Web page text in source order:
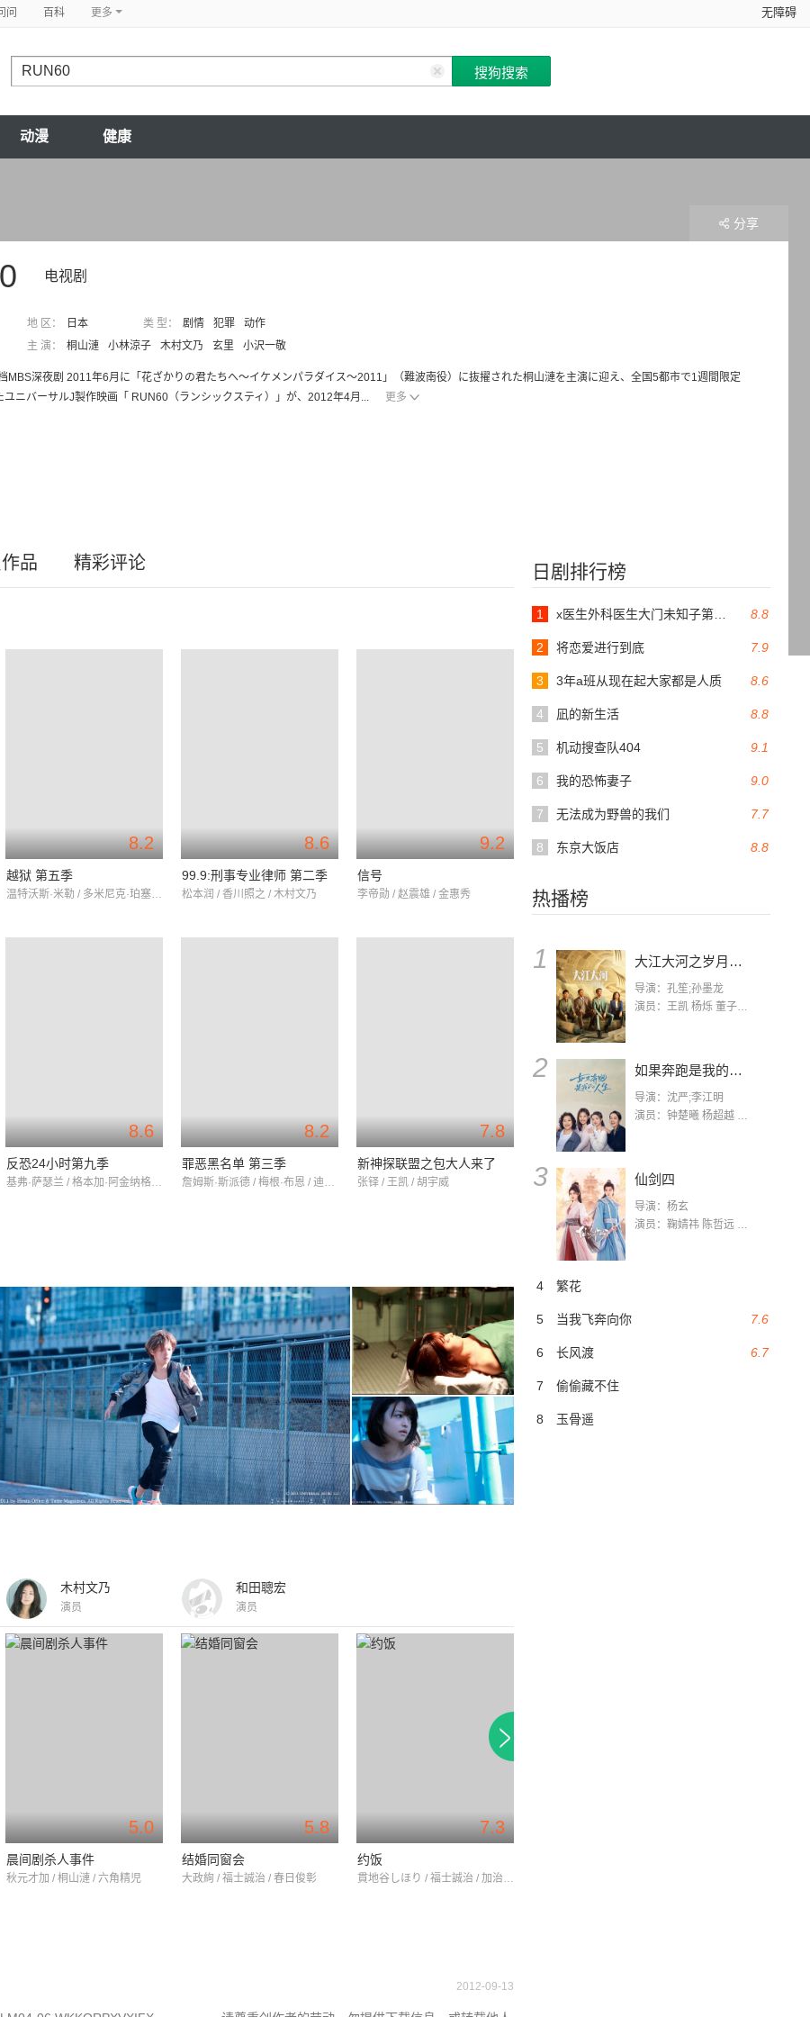
问 百科 更多 无障碍
动漫 健康
电视剧
地 区： 日本 类 型： 剧情 犯罪
动作
主 演： 桐山漣 小林涼子 木村文乃 玄里 小沢一敬
MBS深夜剧 2011年6月に「花ざかりの君たちへ～イケメンパラダイス～2011」（難波南役）に抜擢された桐山漣を主演に迎え、全国5都市で1週間限定
ユニバーサルJ製作映画「 RUN60（ランシックスティ）」が、2012年4月...
更多
分享
日剧排行榜
8.8
1
7.9
2 将恋爱进行到底
8.6
3 3年a班从现在起大家都是人质
8.8
4 凪的新生活
9.1
5 机动搜查队404
9.0
6 我的恐怖妻子
7.7
7 无法成为野兽的我们
8.8
8 东京大饭店
热播榜
1 大江大河之岁月如歌
导演：孔笙;孙墨龙
演员：王凯 杨烁 董子健 杨采钰 张佳宁 练练 林栋甫 房子斌
2 如果奔跑是我的人生
导演：沈严;李江明
演员：钟楚曦 杨超越 许娣 陈小艺 侯雯元 宋洋 王宥钧 李添诺
3 仙剑四
导演：杨玄
演员：鞠婧祎 陈哲远 茅子俊 毛晓慧 王媛可 张志浩 林枫松 张帆（演员）
4 繁花
7.6
5 当我飞奔向你
6.7
6 长风渡
7 偷偷藏不住
8 玉骨遥
品 精彩评论
8.2
越狱 第五季
温特沃斯·米勒 / 多米尼克·珀塞尔 / 莎拉·韦恩·卡丽丝
8.6
99.9:刑事专业律师 第二季
松本润 / 香川照之 / 木村文乃
9.2
信号
李帝勋 / 赵震雄 / 金惠秀
8.6
反恐24小时第九季
基弗·萨瑟兰 / 格本加·阿金纳格贝 / 本杰明·布拉特
8.2
罪恶黑名单 第三季
詹姆斯·斯派德 / 梅根·布恩 / 迪亚哥·克莱特霍夫
7.8
新神探联盟之包大人来了
张铎 / 王凯 / 胡宇威
木村文乃
演员
和田聰宏
演员
5.0
晨间剧杀人事件
秋元才加 / 桐山漣 / 六角精児
5.8
结婚同窗会
大政絢 / 福士誠治 / 春日俊彰
7.3
约饭
貫地谷しほり / 福士誠治 / 加治将樹
2012-09-13